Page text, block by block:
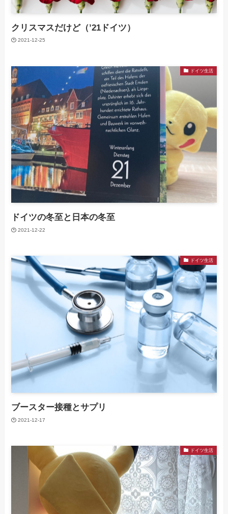
クリスマスだけど（’21ドイツ）
2021-12-25
ドイツ生活
ドイツの冬至と日本の冬至
2021-12-22
ドイツ生活
ブースター接種とサプリ
2021-12-17
ドイツ生活